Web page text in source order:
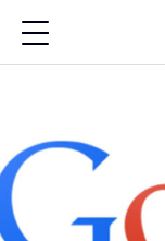
ン
テ
ン